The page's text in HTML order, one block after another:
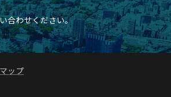
合わせください。
ップ